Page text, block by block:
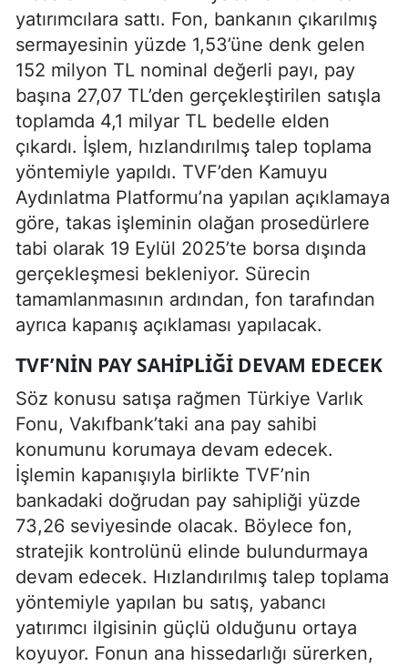
yatırımcılara sattı. Fon, bankanın çıkarılmış
sermayesinin yüzde 1,53’üne denk gelen
152 milyon TL nominal değerli payı, pay
başına 27,07 TL’den gerçekleştirilen satışla
toplamda 4,1 milyar TL bedelle elden
çıkardı. İşlem, hızlandırılmış talep toplama
yöntemiyle yapıldı. TVF’den Kamuyu
Aydınlatma Platformu’na yapılan açıklamaya
göre, takas işleminin olağan prosedürlere
tabi olarak 19 Eylül 2025’te borsa dışında
gerçekleşmesi bekleniyor. Sürecin
tamamlanmasının ardından, fon tarafından
ayrıca kapanış açıklaması yapılacak.
TVF’NIN PAY SAHIPLIĞI DEVAM EDECEK
Söz konusu satışa rağmen Türkiye Varlık
Fonu, Vakıfbank’taki ana pay sahibi
konumunu korumaya devam edecek.
İşlemin kapanışıyla birlikte TVF’nin
bankadaki doğrudan pay sahipliği yüzde
73,26 seviyesinde olacak. Böylece fon,
stratejik kontrolünü elinde bulundurmaya
devam edecek. Hızlandırılmış talep toplama
yöntemiyle yapılan bu satış, yabancı
yatırımcı ilgisinin güçlü olduğunu ortaya
koyuyor. Fonun ana hissedarlığı sürerken,